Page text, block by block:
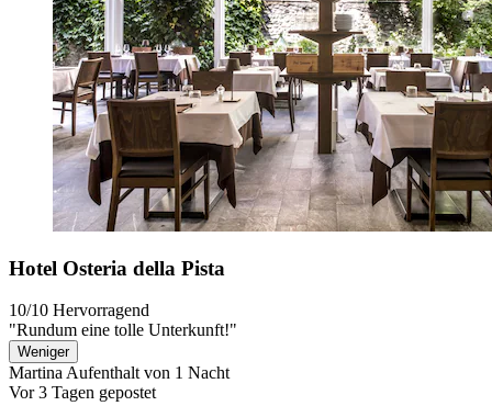
Hotel Osteria della Pista
10/10 Hervorragend
"Rundum eine tolle Unterkunft!"
Weniger
Martina Aufenthalt von 1 Nacht
Vor 3 Tagen gepostet